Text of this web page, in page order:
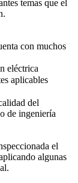
temas que el
con muchos
eléctrica
aplicables
del
de ingeniería
el
algunas